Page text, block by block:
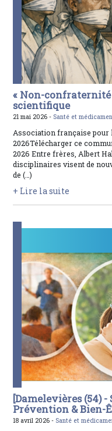
« Non-confraternité
scientifique
21 mai 2026 - Santé et
Association française pour
2026Télécharger ce
2026 Entre frères, Albert
disciplinaires visent de
de (…)
+ Lire la suite
[Damelevières (54)
Prévention & Bien-
18 avril 2026 - Santé et